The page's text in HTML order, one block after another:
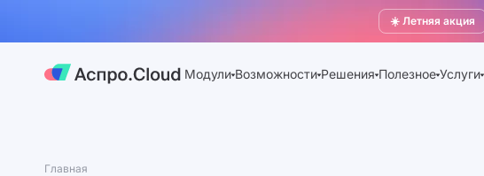
☀️ Летняя акция
Модули Возможности Решения Полезное Услуги
Главная